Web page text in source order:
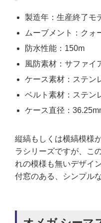
製造年：生産終了モ
ムーブメント：クォ
防水性能：150m
風防素材：サファイ
ケース素材：ステン
ベルト素材：ステン
ケース直径：
縦縞もしくは横縞模様
ラシリーズですが、こ
れの模様も無いデザイ
付窓のある、シンプル